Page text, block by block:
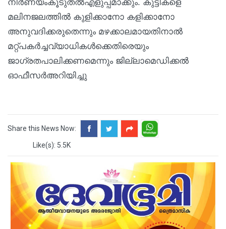
നിർണയംകൂടുതൽഎളുപ്പമാക്കും. കുട്ടികളെ
മലിനജലത്തിൽ കുളിക്കാനോ കളിക്കാനോ
അനുവദിക്കരുതെന്നും മഴക്കാലമായതിനാൽ
മറ്റ്പകർച്ചവ്യാധികൾക്കെതിരെയും
ജാഗ്രതപാലിക്കണമെന്നും ജില്ലാമെഡിക്കൽ
ഓഫീസർഅറിയിച്ചു
Share this News Now:
Like(s): 5.5K